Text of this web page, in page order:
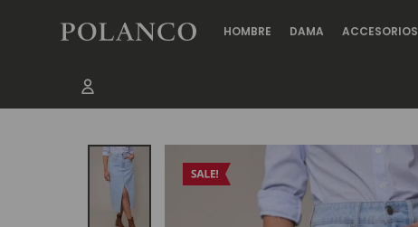
HOMBRE DAMA ACCESORIOS